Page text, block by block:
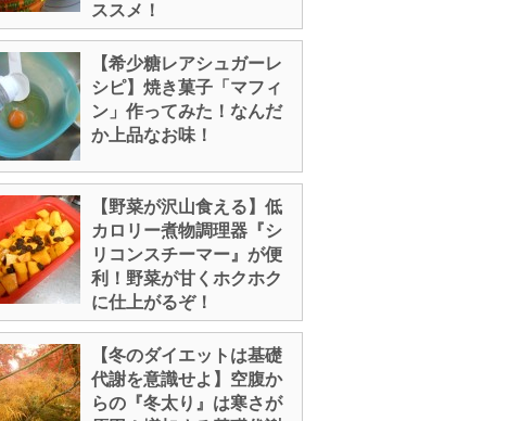
ススメ！
【希少糖レアシュガーレ
シピ】焼き菓子「マフィ
ン」作ってみた！なんだ
か上品なお味！
【野菜が沢山食える】低
カロリー煮物調理器『シ
リコンスチーマー』が便
利！野菜が甘くホクホク
に仕上がるぞ！
【冬のダイエットは基礎
代謝を意識せよ】空腹か
らの『冬太り』は寒さが